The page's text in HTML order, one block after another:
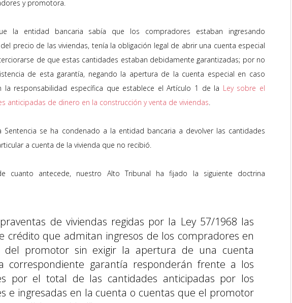
y promotora.
la entidad bancaria sabía que los compradores estaban ingresando
precio de las viviendas, tenía la obligación legal de abrir una cuenta especial
de que estas cantidades estaban debidamente garantizadas; por no
de esta garantía, negando la apertura de la cuenta especial en caso
la responsabilidad específica que establece el Artículo 1 de la Ley sobre el
anticipadas de dinero en la construcción y venta de viviendas.
Sentencia se ha condenado a la entidad bancaria a devolver las cantidades
a cuenta de la vivienda que no recibió.
cuanto antecede, nuestro Alto Tribunal ha fijado la siguiente doctrina
de viviendas regidas por la Ley 57/1968 las
crédito que admitan ingresos de los compradores en
del promotor sin exigir la apertura de una cuenta
correspondiente garantía responderán frente a los
por el total de las cantidades anticipadas por los
e ingresadas en la cuenta o cuentas que el promotor